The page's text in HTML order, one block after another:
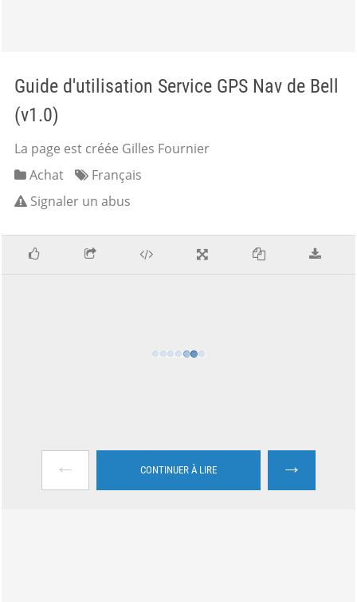
Guide d'utilisation Service GPS Nav de Bell
(v1.0)
La page est créée Gilles Fournier
Achat
Français
Signaler un abus
← CONTINUER À LIRE →